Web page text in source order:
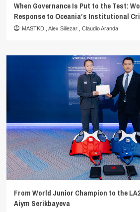
When Governance Is Put to the Test:
Response to Oceania’s Institutional
MASTKD Alex Siliezar Claudio Aranda
From World Junior Champion to the
Aiym Serikbayeva